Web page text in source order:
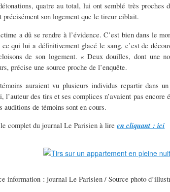
quatre au total, lui ont semblé très proches
précisément son logement que le tireur ciblait.
a dû se rendre à l’évidence. C’est bien dans le
qui lui a définitivement glacé le sang, c’est de
de son logement. « Deux douilles, dont une
précise une source proche de l’enquête.
auraient vu plusieurs individus repartir dans
l’auteur des tirs et ses complices n’avaient pas encore
auditions de témoins sont en cours.
complet du journal Le Parisien à lire en cliquant : ici
information : journal Le Parisien / Source photo